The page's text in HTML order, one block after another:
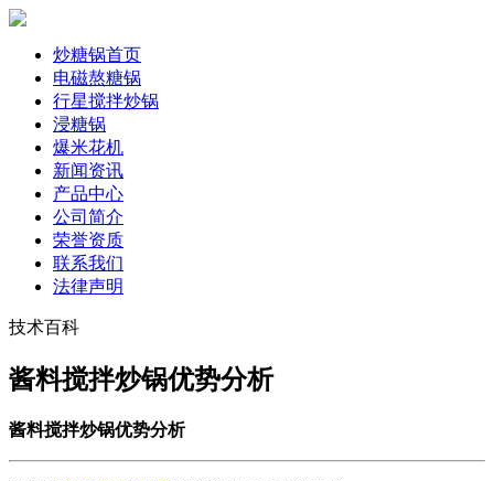
炒糖锅首页
电磁熬糖锅
行星搅拌炒锅
浸糖锅
爆米花机
新闻资讯
产品中心
公司简介
荣誉资质
联系我们
法律声明
技术百科
酱料搅拌炒锅优势分析
酱料搅拌炒锅优势分析